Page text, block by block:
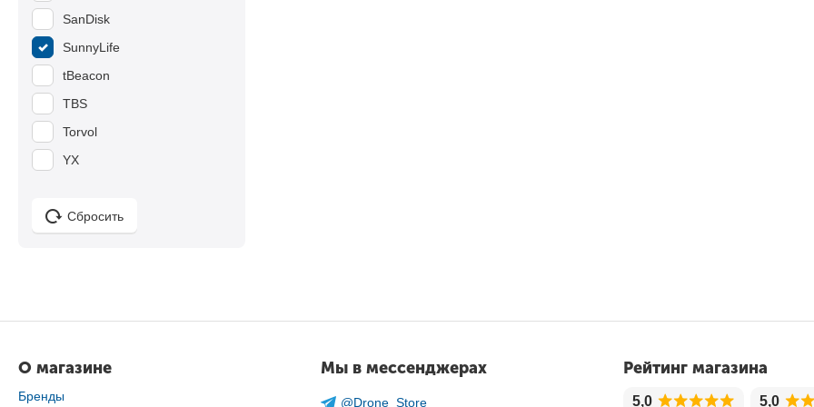
SanDisk
SunnyLife
tBeacon
TBS
Torvol
YX
Сбросить
О магазине
Бренды
Мы в мессенджерах
@Drone_Store
Рейтинг магазина
5,0 5,0